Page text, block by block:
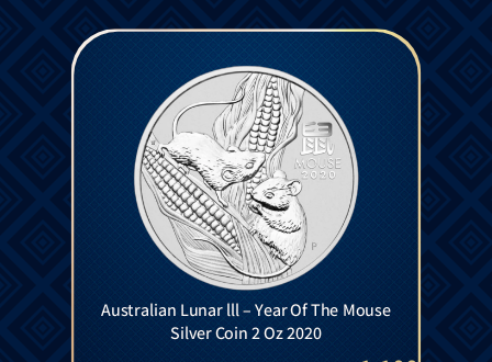
Australian Lunar lll – Year Of The Mouse
Silver Coin 2 Oz 2020